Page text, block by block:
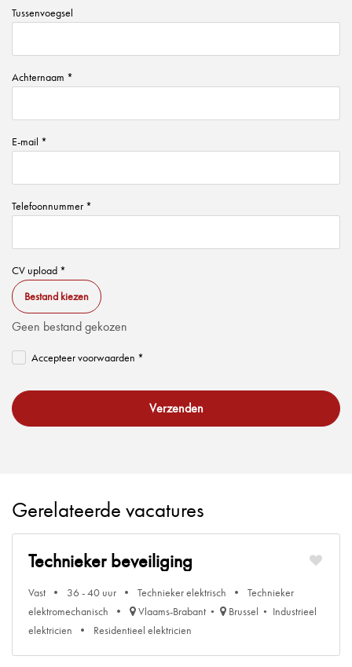
Tussenvoegsel
Achternaam *
E-mail *
Telefoonnummer *
CV upload *
Bestand kiezen
Geen bestand gekozen
Accepteer voorwaarden *
Verzenden
Gerelateerde vacatures
Technieker beveiliging
Vast 36 - 40 uur Technieker elektrisch
Technieker
elektromechanisch
Vlaams-Brabant Brussel
Industrieel
elektricien
Residentieel elektricien